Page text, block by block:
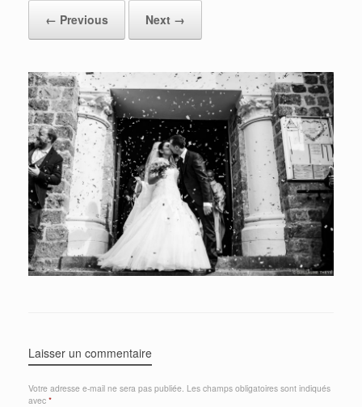
← Previous
Next →
Laisser un commentaire
Votre adresse e-mail ne sera pas publiée. Les champs obligatoires sont indiqués
avec *